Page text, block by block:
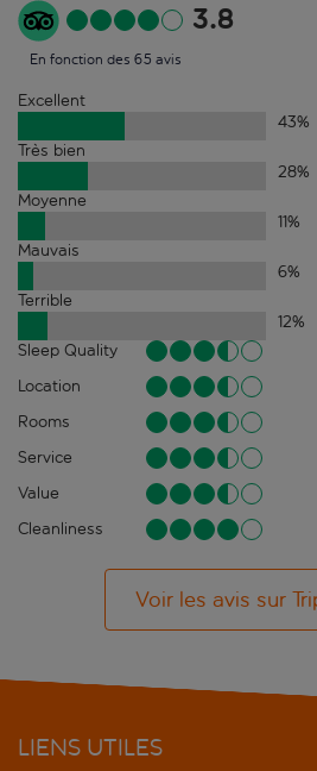
3.8
En fonction des 65 avis
Excellent
43%
Très bien
28%
Moyenne
11%
Mauvais
6%
Terrible
12%
Sleep Quality
Location
Rooms
Service
Value
Cleanliness
Voir les avis sur
LIENS UTILES